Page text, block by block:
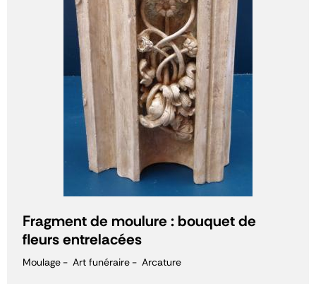
Fragment de moulure : bouquet de
fleurs entrelacées
Moulage Art funéraire Arcature